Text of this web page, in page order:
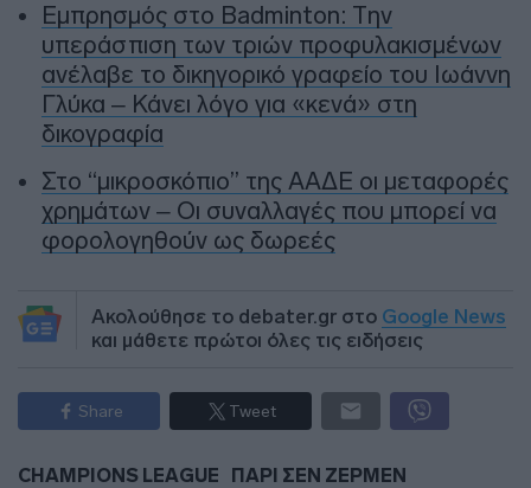
Εμπρησμός στο Badminton: Την
υπεράσπιση των τριών προφυλακισμένων
ανέλαβε το δικηγορικό γραφείο του Ιωάννη
Γλύκα – Κάνει λόγο για «κενά» στη
δικογραφία
Στο “μικροσκόπιο” της ΑΑΔΕ οι μεταφορές
χρημάτων – Οι συναλλαγές που μπορεί να
φορολογηθούν ως δωρεές
Ακολούθησε το debater.gr στο Google News
και μάθετε πρώτοι όλες τις ειδήσεις
Share Tweet
CHAMPIONS LEAGUE ΠΑΡΙ ΣΕΝ ΖΕΡΜΕΝ